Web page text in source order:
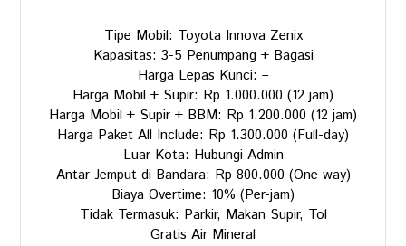
Tipe Mobil: Toyota Innova Zenix
Kapasitas: 3-5 Penumpang + Bagasi
Harga Lepas Kunci: –
Harga Mobil + Supir: Rp 1.000.000 (12 jam)
Harga Mobil + Supir + BBM: Rp 1.200.000 (12 jam)
Harga Paket All Include: Rp 1.300.000 (Full-day)
Luar Kota: Hubungi Admin
Antar-Jemput di Bandara: Rp 800.000 (One way)
Biaya Overtime: 10% (Per-jam)
Tidak Termasuk: Parkir, Makan Supir, Tol
Gratis Air Mineral